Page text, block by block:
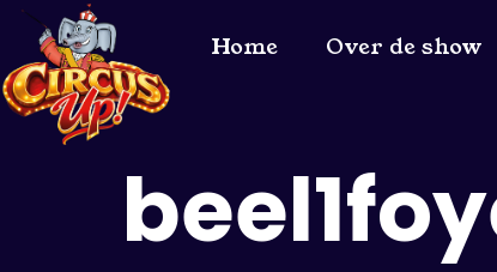
Home Over de show